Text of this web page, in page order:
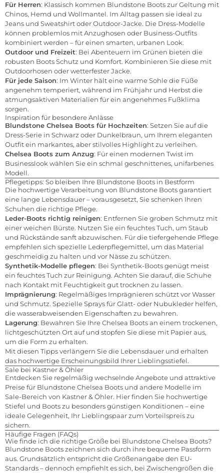
Für Herren: Klassisch kommen Blundstone Boots zur Geltung mit
Chinos, Hemd und Wollmantel. Im Alltag passen sie ideal zu
Jeans und Sweatshirt oder Outdoor-Jacke. Die Dress-Modelle
können problemlos mit Anzughosen oder Business-Outfits
kombiniert werden – für einen smarten, urbanen Look.
Outdoor und Freizeit: Bei Abenteuern im Grünen bieten die
robusten Boots Schutz und Komfort. Kombinieren Sie diese mit
Outdoorhosen oder wetterfester Jacke.
Für jede Saison: Im Winter hält eine warme Sohle die Füße
angenehm temperiert, während im Frühjahr und Herbst die
atmungsaktiven Materialien für ein angenehmes Fußklima
sorgen.
Inspiration für besondere Anlässe
Blundstone Chelsea Boots für Hochzeiten: Setzen Sie auf die
Dress-Serie in Schwarz oder Dunkelbraun, um Ihrem eleganten
Outfit ein markantes, aber stilvolles Highlight zu verleihen.
Chelsea Boots zum Anzug: Für einen modernen Twist im
Businesslook wählen Sie ein schmal geschnittenes, unifarbenes
Modell.
Pflegetipps: So bleiben Ihre Blundstone Boots in Bestform
Die hochwertige Verarbeitung von Blundstone Boots garantiert
eine lange Lebensdauer – vorausgesetzt, Sie schenken Ihren
Schuhen die richtige Pflege.
Leder-Boots richtig reinigen: Entfernen Sie groben Schmutz mit
einer weichen Bürste. Nutzen Sie ein feuchtes Tuch, um Staub
und Rückstände sanft abzuwischen. Für die tiefergehende Pflege
empfehlen sich spezielle Lederpflegemittel, um das Material
geschmeidig zu halten und vor Nässe zu schützen.
Synthetik-Modelle pflegen: Bei Synthetik-Boots genügt meist
ein feuchtes Tuch zur Reinigung. Achten Sie darauf, die Schuhe
nach Kontakt mit Feuchtigkeit gut trocknen zu lassen.
Imprägnierung: Regelmäßiges Imprägnieren schützt vor Wasser
und Schmutz. Spezielle Sprays für Glatt- oder Nubukleder helfen,
die wasserabweisenden Eigenschaften zu bewahren.
Lagerung: Bewahren Sie Ihre Chelsea Boots an einem trockenen,
lichtgeschützten Ort auf und stopfen Sie diese mit Papier aus,
um die Form zu erhalten.
Mit diesen Tipps verlängern Sie die Lebensdauer und erhalten
das hochwertige Erscheinungsbild Ihrer Lieblingsstiefel.
Sale bei Kastner & Öhler
Entdecken Sie regelmäßig wechselnde Angebote und attraktive
Preise für Blundstone Chelsea Boots und andere Modelle im
Sale-Bereich von Kastner & Öhler. Hier finden Sie hochwertige
Stiefel und Boots zu besonders günstigen Konditionen – eine
ideale Gelegenheit, Ihr Lieblingspaar zum Vorteilspreis zu
sichern.
Häufige Fragen (FAQs)
Wie finde ich die richtige Größe bei Blundstone Chelsea Boots?
Blundstone Boots zeichnen sich durch ihre bequeme Passform
aus. Grundsätzlich entspricht die Größenangabe den EU-
Standards – dennoch empfiehlt es sich, bei Zwischengrößen die